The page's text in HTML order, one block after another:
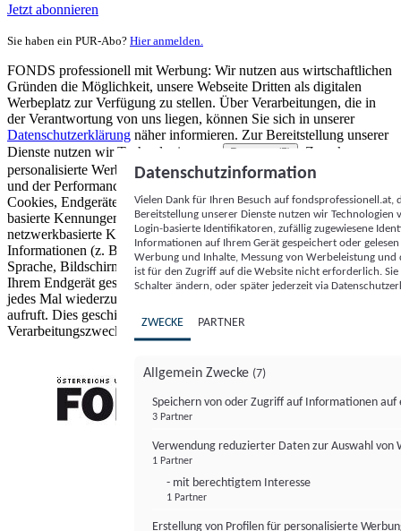
Jetzt abonnieren
Sie haben ein PUR-Abo? Hier anmelden.
FONDS professionell mit Werbung: Wir nutzen aus wirtschaftlichen
Gründen die Möglichkeit, unsere Webseite Dritten als digitalen
Werbeplatz zur Verfügung zu stellen. Über Verarbeitungen, die in
der Verantwortung von uns liegen, können Sie sich in unserer
Datenschutzerklärung näher informieren. Zur Bereitstellung unserer
Dienste nutzen wir Technologien von
Partnern (5)
. Zwecke:
personalisierte Werbung und Inhalte, Messung von Werbeleistung
und der Performance von Inhalten sowie Zielgruppenforschung.
Cookies, Endgeräte- oder ähnliche Online-Kennungen (z. B. login-
basierte Kennungen, zufällig generierte Kennungen,
netzwerkbasierte Kennungen) können zusammen mit anderen
Informationen (z. B. Browsertyp und Browserinformationen,
Sprache, Bildschirmgröße, unterstützte Technologien usw.) auf
Ihrem Endgerät gespeichert oder von dort ausgelesen werden, um es
jedes Mal wiederzuerkennen, wenn es eine App oder einer Webseite
aufruft. Dies geschieht für einen oder mehrere der hier aufgeführten
Verarbeitungszwecke.
Datenschutzinformation
Vielen Dank für Ihren Besuch auf
Bereitstellung unserer Dienste nutzen wir Technologien
Login-basierte Identifikatoren, zufällig zugewiesene
Informationen auf Ihrem Gerät gespeichert oder
Werbung und Inhalte, Messung von Werbeleistung
ist für den Zugriff auf die Website nicht erforderlich.
Schalter ändern, oder später jederzeit via
ZWECKE PARTNER
Allgemein Zwecke (7)
Speichern von oder Zugriff auf Informationen auf
3 Partner
Verwendung reduzierter Daten zur Auswahl von
1 Partner
- mit berechtigtem Interesse
1 Partner
Erstellung von Profilen für personalisierte
FONDS professionell